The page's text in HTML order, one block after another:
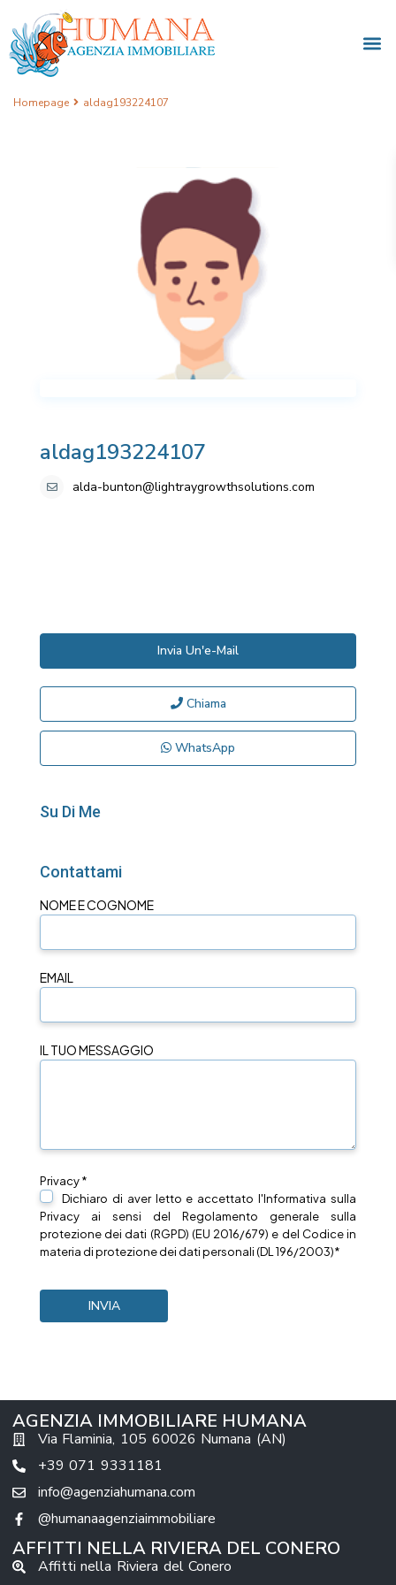
Homepage aldag193224107
aldag193224107
alda-bunton@lightraygrowthsolutions.com
Invia Un'e-Mail
Chiama
WhatsApp
Su Di Me
Contattami
NOME E COGNOME
EMAIL
IL TUO MESSAGGIO
Privacy *
Dichiaro di aver letto e accettato l'Informativa sulla
Privacy ai sensi del Regolamento generale sulla
protezione dei dati (RGPD) (EU 2016/679) e del Codice in
materia di protezione dei dati personali (DL 196/2003)*
AGENZIA IMMOBILIARE HUMANA
Via Flaminia, 105 60026 Numana (AN)
+39 071 9331181
info@agenziahumana.com
@humanaagenziaimmobiliare
AFFITTI NELLA RIVIERA DEL CONERO
Affitti nella Riviera del Conero